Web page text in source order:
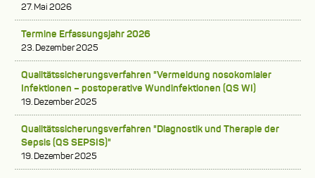
27. Mai 2026
Termine Erfassungsjahr 2026
23. Dezember 2025
Qualitätssicherungsverfahren "Vermeidung nosokomialer
Infektionen – postoperative Wundinfektionen (QS WI)
19. Dezember 2025
Qualitätssicherungsverfahren "Diagnostik und Therapie der
Sepsis (QS SEPSIS)"
19. Dezember 2025